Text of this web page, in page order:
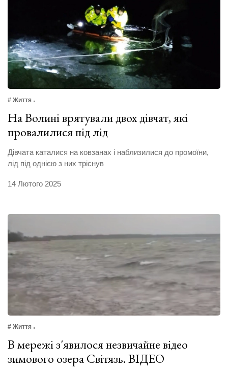
# Життя
На Волині врятували двох дівчат, які
провалилися під лід
Дівчата каталися на ковзанах і наблизилися до промоїни,
лід під однією з них тріснув
14 Лютого 2025
# Життя
В мережі з'явилося незвичайне відео
зимового озера Світязь. ВІДЕО